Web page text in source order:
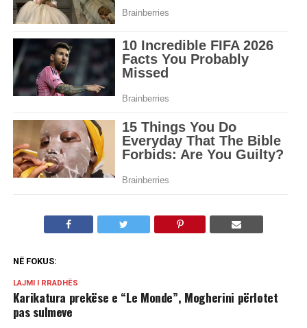
NË FOKUS:
LAJMI I RRADHËS
Karikatura prekëse e “Le Monde”, Mogherini përlotet
pas sulmeve